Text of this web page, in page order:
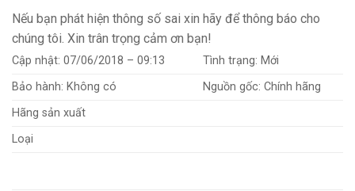
Nếu bạn phát hiện thông số sai xin hãy để thông báo cho
chúng tôi. Xin trân trọng cảm ơn bạn!
Cập nhật: 07/06/2018 – 09:13 Tình trạng: Mới
Bảo hành: Không có Nguồn gốc: Chính hãng
Hãng sản xuất
Loại